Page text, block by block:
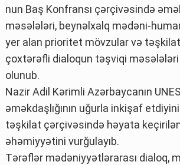
nun Baş Konfransı çərçivəsində
məsələləri, beynəlxalq mədəni-
yer alan prioritet mövzular və
çoxtərəfli dialoqun təşviqi
olunub.
Nazir Adil Kərimli Azərbaycanın
əməkdaşlığının uğurla inkişaf
təşkilat çərçivəsində həyata
əhəmiyyətini vurğulayıb.
Tərəflər mədəniyyətlərarası dialoq,